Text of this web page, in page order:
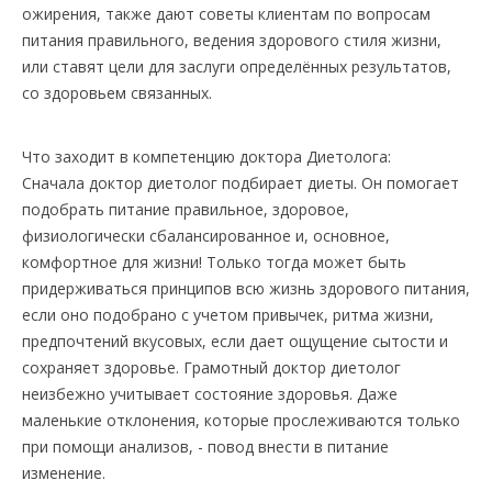
ожирения, также дают советы клиентам по вопросам
питания правильного, ведения здорового стиля жизни,
или ставят цели для заслуги определённых результатов,
со здоровьем связанных.
Что заходит в компетенцию доктора Диетолога:
Сначала доктор диетолог подбирает диеты. Он помогает
подобрать питание правильное, здоровое,
физиологически сбалансированное и, основное,
комфортное для жизни! Только тогда может быть
придерживаться принципов всю жизнь здорового питания,
если оно подобрано с учетом привычек, ритма жизни,
предпочтений вкусовых, если дает ощущение сытости и
сохраняет здоровье. Грамотный доктор диетолог
неизбежно учитывает состояние здоровья. Даже
маленькие отклонения, которые прослеживаются только
при помощи анализов, - повод внести в питание
изменение.